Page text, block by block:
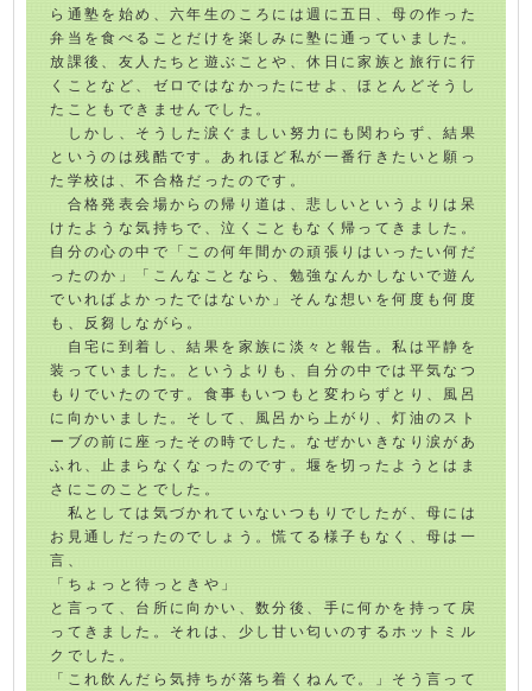
ら通塾を始め、六年生のころには週に五日、母の作った
弁当を食べることだけを楽しみに塾に通っていました。
放課後、友人たちと遊ぶことや、休日に家族と旅行に行
くことなど、ゼロではなかったにせよ、ほとんどそうし
たこともできませんでした。
しかし、そうした涙ぐましい努力にも関わらず、結果
というのは残酷です。あれほど私が一番行きたいと願っ
た学校は、不合格だったのです。
合格発表会場からの帰り道は、悲しいというよりは呆
けたような気持ちで、泣くこともなく帰ってきました。
自分の心の中で「この何年間かの頑張りはいったい何だ
ったのか」「こんなことなら、勉強なんかしないで遊ん
でいればよかったではないか」そんな想いを何度も何度
も、反芻しながら。
自宅に到着し、結果を家族に淡々と報告。私は平静を
装っていました。というよりも、自分の中では平気なつ
もりでいたのです。食事もいつもと変わらずとり、風呂
に向かいました。そして、風呂から上がり、灯油のスト
ーブの前に座ったその時でした。なぜかいきなり涙があ
ふれ、止まらなくなったのです。堰を切ったようとはま
さにこのことでした。
私としては気づかれていないつもりでしたが、母には
お見通しだったのでしょう。慌てる様子もなく、母は一
言、
「ちょっと待っときや」
と言って、台所に向かい、数分後、手に何かを持って戻
ってきました。それは、少し甘い匂いのするホットミル
クでした。
「これ飲んだら気持ちが落ち着くねんで。」そう言って